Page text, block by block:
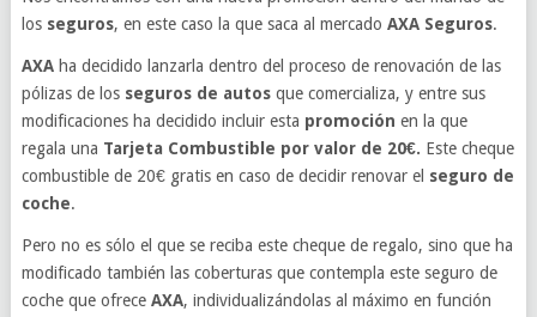
los seguros, en este caso la que saca al mercado AXA Seguros.
AXAha decidido lanzarla dentro del proceso de renovación de las
pólizas de losseguros de autosque comercializa, y entre sus
modificaciones ha decidido incluir esta promoción en la que
regala una Tarjeta Combustible por valor de 20€. Este cheque
combustible de 20€ gratis en caso de decidir renovar el seguro de
coche.
Pero no es sólo el que se reciba este cheque de regalo, sino que ha
modificado también las coberturas que contempla este seguro de
coche que ofrece AXA, individualizándolas al máximo en función